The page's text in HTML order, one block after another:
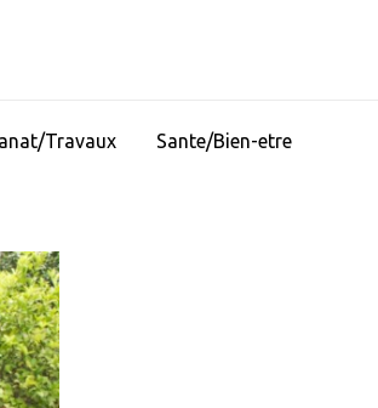
Travaux Sante/Bien-etre